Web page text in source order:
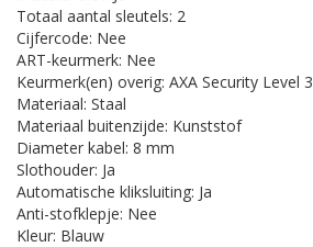
Totaal aantal sleutels: 2
Cijfercode: Nee
ART-keurmerk: Nee
Keurmerk(en) overig: AXA Security Level 3
Materiaal: Staal
Materiaal buitenzijde: Kunststof
Diameter kabel: 8 mm
Slothouder: Ja
Automatische kliksluiting: Ja
Anti-stofklepje: Nee
Kleur: Blauw